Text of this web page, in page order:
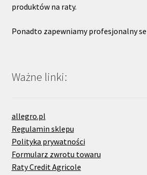
produktów na raty.
Ponadto zapewniamy profesjonalny
Ważne linki:
allegro.pl
Regulamin sklepu
Polityka prywatności
Formularz zwrotu towaru
Raty Credit Agricole